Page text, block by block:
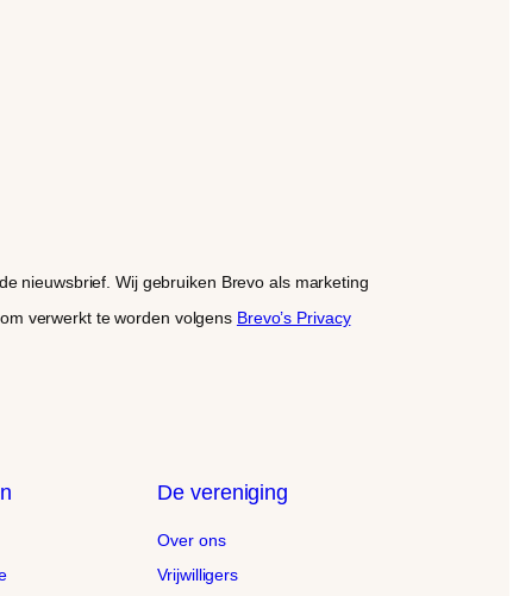
nieuwsbrief. Wij gebruiken Brevo als marketing
verwerkt te worden volgens Brevo’s Privacy
De vereniging
Over ons
Vrijwilligers